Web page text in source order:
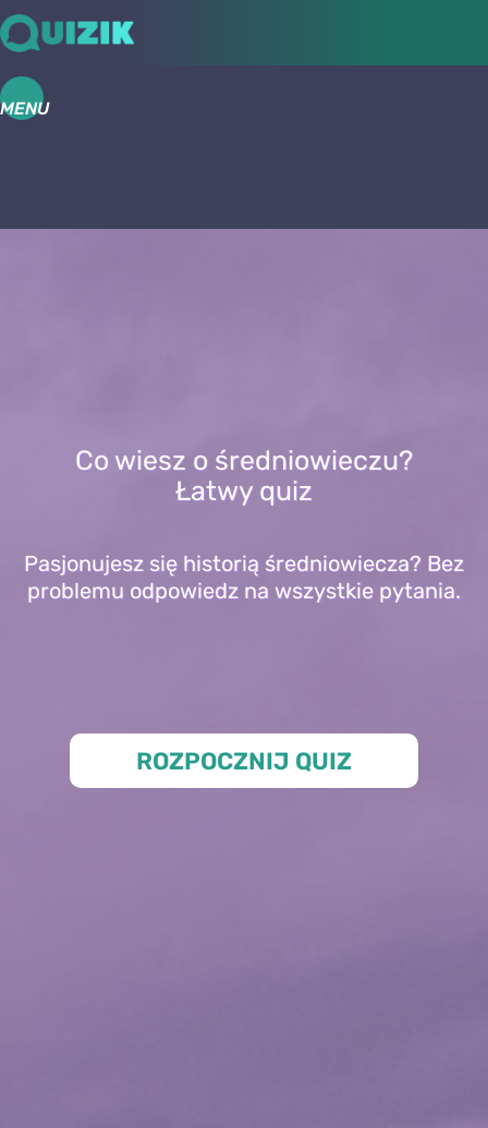
MENU
Co wiesz o średniowieczu?
Łatwy quiz
Pasjonujesz się historią średniowiecza? Bez
problemu odpowiedz na wszystkie pytania.
ROZPOCZNIJ QUIZ